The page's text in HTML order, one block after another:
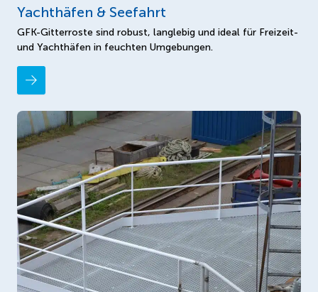
Yachthäfen & Seefahrt
GFK-Gitterroste sind robust, langlebig und ideal für Freizeit-
und Yachthäfen in feuchten Umgebungen.